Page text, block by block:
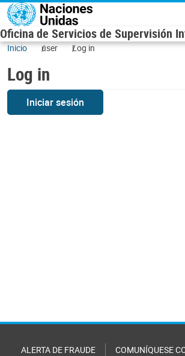
Skip to main content
Oficina de Servicios de Supervisión
Inicio user Log in
Log in
Iniciar sesión
ALERTA DE FRAUDE COMUNÍQUESE